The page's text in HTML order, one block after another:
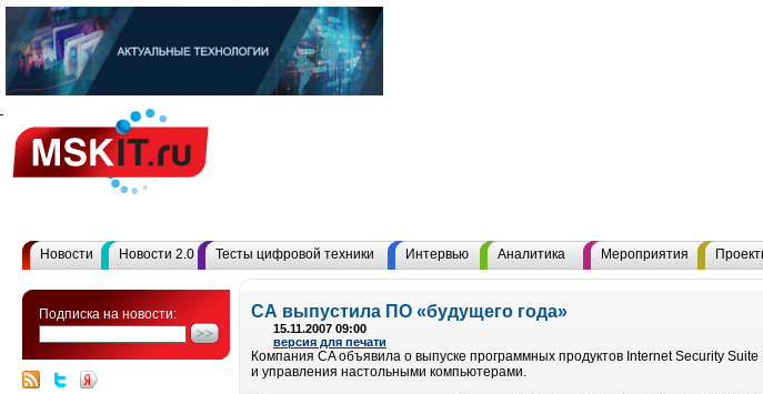
Новости Новости 2.0 Тесты цифровой техники Интервью Аналитика Мероприятия
Подписка на новости: СА выпустила ПО «будущего года»
15.11.2007 09:00
версия для печати
Компания CA объявила о выпуске программных продуктов Internet Security
и управления настольными компьютерами.